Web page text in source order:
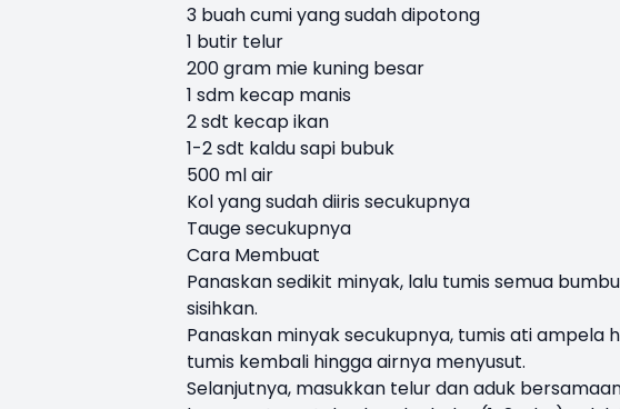
3 buah cumi yang sudah dipotong
1 butir telur
200 gram mie kuning besar
1 sdm kecap manis
2 sdt kecap ikan
1-2 sdt kaldu sapi bubuk
500 ml air
Kol yang sudah diiris secukupnya
Tauge secukupnya
Cara Membuat
Panaskan sedikit minyak, lalu tumis semua
sisihkan.
Panaskan minyak secukupnya, tumis ati ampela
tumis kembali hingga airnya menyusut.
Selanjutnya, masukkan telur dan aduk